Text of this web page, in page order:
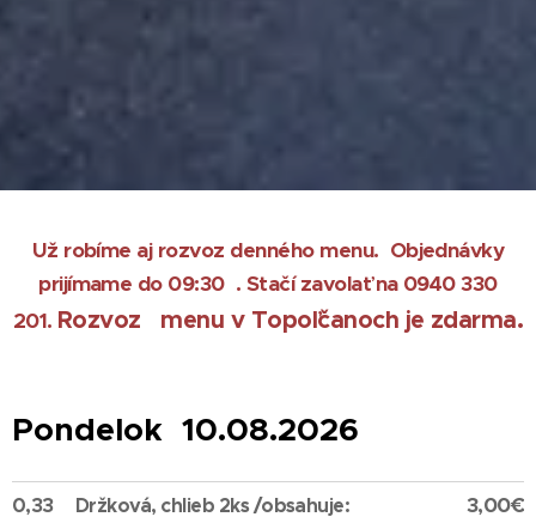
Už robíme aj rozvoz denného menu. Objednávky
prijímame do 09:30 . Stačí zavolať na 0940 330
201. Rozvoz menu v Topoľčanoch je zdarma.
Pondelok 10.08.2026
0,33
Držková, chlieb 2ks /obsahuje:
3,00€